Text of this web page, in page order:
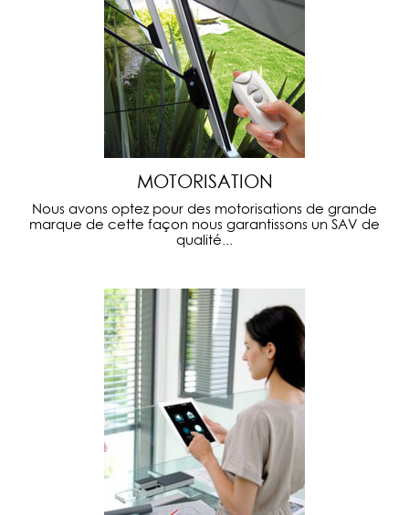
MOTORISATION
Nous avons optez pour des motorisations de grande
marque de cette façon nous garantissons un SAV de
qualité...